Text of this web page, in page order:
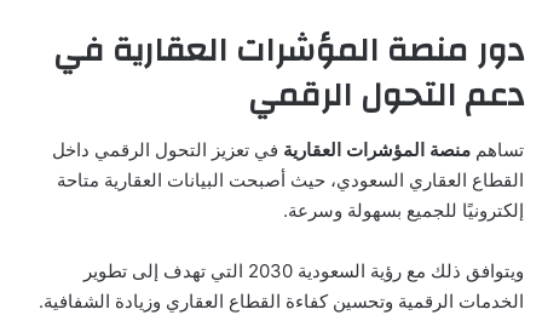
دور منصة المؤشرات العقارية في
دعم التحول الرقمي
تساهم منصة المؤشرات العقارية في تعزيز التحول الرقمي داخل
القطاع العقاري السعودي، حيث أصبحت البيانات العقارية متاحة
إلكترونيًا للجميع بسهولة وسرعة.
ويتوافق ذلك مع رؤية السعودية 2030 التي تهدف إلى تطوير
الخدمات الرقمية وتحسين كفاءة القطاع العقاري وزيادة الشفافية.